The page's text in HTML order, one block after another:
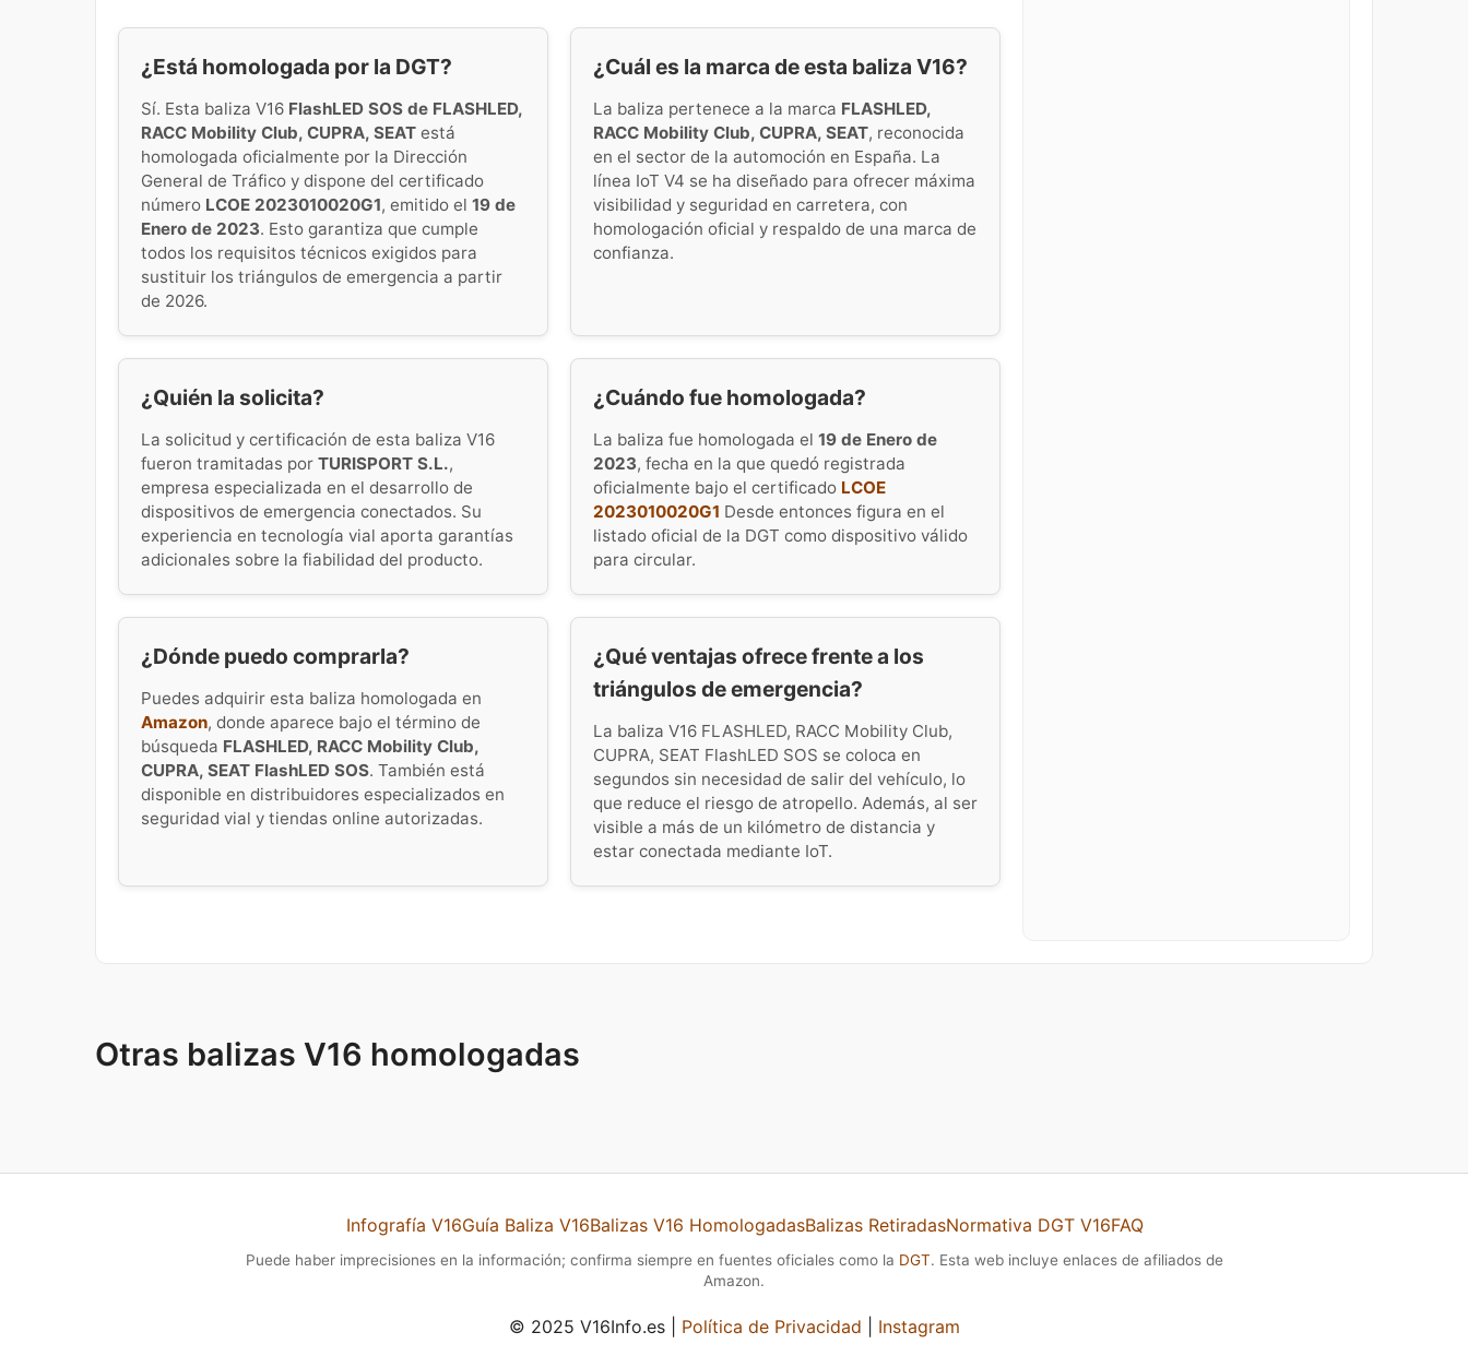
¿Está homologada por la DGT?
Sí. Esta baliza V16 FlashLED SOS de FLASHLED,
RACC Mobility Club, CUPRA, SEAT está
homologada oficialmente por la Dirección
General de Tráfico y dispone del certificado
número LCOE 2023010020G1, emitido el 19 de
Enero de 2023. Esto garantiza que cumple
todos los requisitos técnicos exigidos para
sustituir los triángulos de emergencia a partir
de 2026.
¿Cuál es la marca de esta baliza V16?
La baliza pertenece a la marca FLASHLED,
RACC Mobility Club, CUPRA, SEAT, reconocida
en el sector de la automoción en España. La
línea IoT V4 se ha diseñado para ofrecer máxima
visibilidad y seguridad en carretera, con
homologación oficial y respaldo de una marca de
confianza.
¿Quién la solicita?
La solicitud y certificación de esta baliza V16
fueron tramitadas por TURISPORT S.L.,
empresa especializada en el desarrollo de
dispositivos de emergencia conectados. Su
experiencia en tecnología vial aporta garantías
adicionales sobre la fiabilidad del producto.
¿Cuándo fue homologada?
La baliza fue homologada el 19 de Enero de
2023, fecha en la que quedó registrada
oficialmente bajo el certificado LCOE
2023010020G1 Desde entonces figura en el
listado oficial de la DGT como dispositivo válido
para circular.
¿Dónde puedo comprarla?
Puedes adquirir esta baliza homologada en
Amazon, donde aparece bajo el término de
búsqueda FLASHLED, RACC Mobility Club,
CUPRA, SEAT FlashLED SOS. También está
disponible en distribuidores especializados en
seguridad vial y tiendas online autorizadas.
¿Qué ventajas ofrece frente a los
triángulos de emergencia?
La baliza V16 FLASHLED, RACC Mobility Club,
CUPRA, SEAT FlashLED SOS se coloca en
segundos sin necesidad de salir del vehículo, lo
que reduce el riesgo de atropello. Además, al ser
visible a más de un kilómetro de distancia y
estar conectada mediante IoT.
Otras balizas V16 homologadas
Infografía V16Guía Baliza V16Balizas V16 HomologadasBalizas RetiradasNormativa DGT V16FAQ
Puede haber imprecisiones en la información; confirma siempre en fuentes oficiales como la DGT. Esta web incluye enlaces de afiliados de
Amazon.
© 2025 V16Info.es | Política de Privacidad Instagram